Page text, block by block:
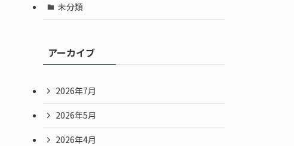
未分類
アーカイブ
2026年7月
2026年5月
2026年4月